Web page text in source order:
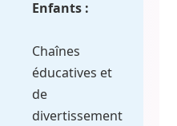
Enfants :
Chaînes
éducatives et
de
divertissement